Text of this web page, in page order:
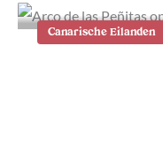
Canarische Eilanden